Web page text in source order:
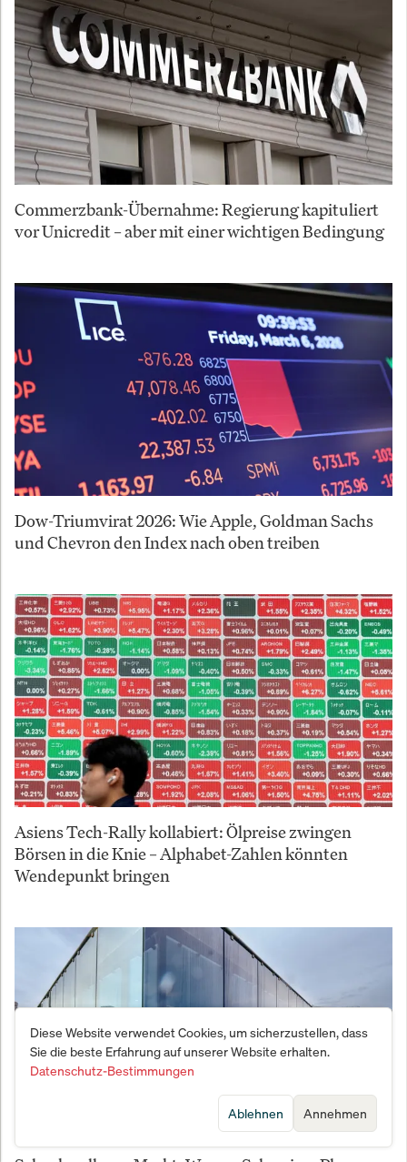
Commerzbank-Übernahme: Regierung kapituliert
vor Unicredit – aber mit einer wichtigen Bedingung
Dow-Triumvirat 2026: Wie Apple, Goldman Sachs
und Chevron den Index nach oben treiben
Asiens Tech-Rally kollabiert: Ölpreise zwingen
Börsen in die Knie – Alphabet-Zahlen könnten
Wendepunkt bringen
Diese Website verwendet Cookies, um sicherzustellen, dass
Sie die beste Erfahrung auf unserer Website erhalten.
Datenschutz-Bestimmungen
Annehmen
Ablehnen